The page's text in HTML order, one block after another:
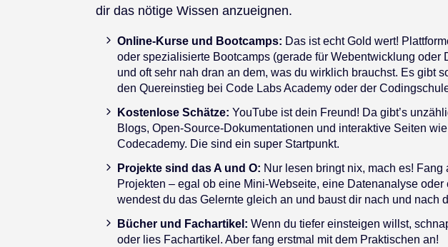
dir das nötige Wissen anzueignen.
Online-Kurse und Bootcamps: Das ist echt Gold wert!
oder spezialisierte Bootcamps (gerade für Webentwicklung oder
und oft sehr nah dran an dem, was du wirklich brauchst. Es gibt
den Quereinstieg bei Code Labs Academy oder der
Kostenlose Schätze: YouTube ist dein Freund! Da gibt’s
Blogs, Open-Source-Dokumentationen und interaktive Seiten
Codecademy. Die sind ein super Startpunkt.
Projekte sind das A und O: Nur lesen bringt nix, mach es!
Projekten – egal ob eine Mini-Webseite, eine Datenanalyse
wendest du das Gelernte gleich an und baust dir nach und nach
Bücher und Fachartikel: Wenn du tiefer einsteigen willst,
oder lies Fachartikel. Aber fang erstmal mit dem Praktischen an!